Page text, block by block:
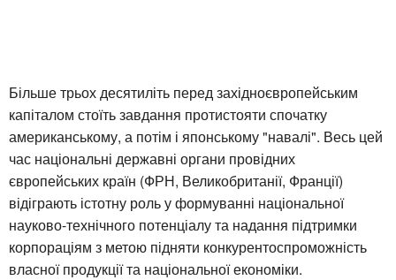
Більше трьох десятиліть перед західноєвропейським
капіталом стоїть завдання протистояти спочатку
американському, а потім і японському "навалі". Весь цей
час національні державні органи провідних
європейських країн (ФРН, Великобританії, Франції)
відіграють істотну роль у формуванні національної
науково-технічного потенціалу та надання підтримки
корпораціям з метою підняти конкурентоспроможність
власної продукції та національної економіки.